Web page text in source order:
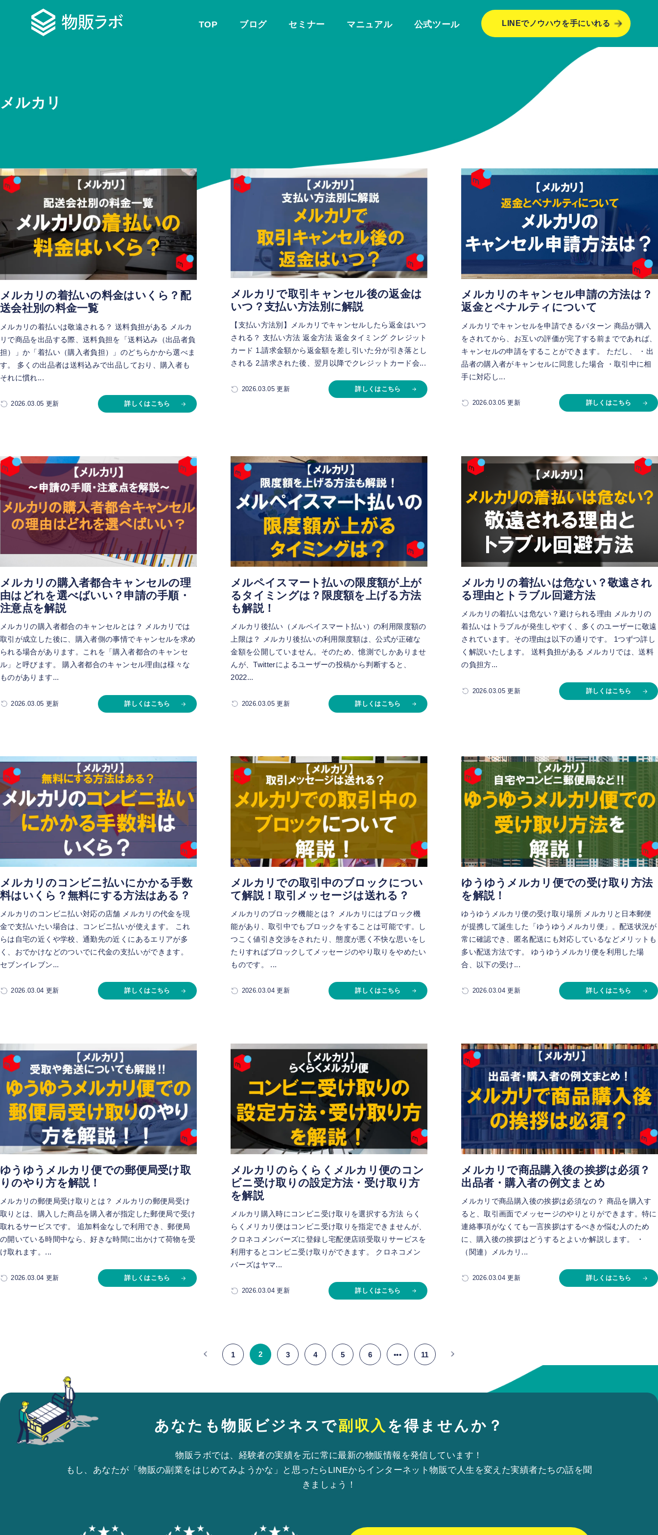
TOP ブログ セミナー マニュアル 公式ツール LINEでノウハウを手にいれる
メルカリ
メルカリの着払いの料金はいくら？配
送会社別の料金一覧
メルカリの着払いは敬遠される？ 送料負担がある メルカ
リで商品を出品する際、送料負担を「送料込み（出品者負
担）」か「着払い（購入者負担）」のどちらかから選べま
す。 多くの出品者は送料込みで出品しており、購入者も
それに慣れ...
2026.03.05 更新 詳しくはこちら
メルカリで取引キャンセル後の返金は
いつ？支払い方法別に解説
【支払い方法別】メルカリでキャンセルしたら返金はいつ
される？ 支払い方法 返金方法 返金タイミング クレジット
カード 1.請求金額から返金額を差し引いた分が引き落とし
される 2.請求された後、翌月以降でクレジットカード会...
2026.03.05 更新 詳しくはこちら
メルカリのキャンセル申請の方法は？
返金とペナルティについて
メルカリでキャンセルを申請できるパターン 商品が購入
をされてから、お互いの評価が完了する前までであれば、
キャンセルの申請をすることができます。 ただし、 ・出
品者の購入者がキャンセルに同意した場合 ・取引中に相
手に対応し...
2026.03.05 更新 詳しくはこちら
メルカリの購入者都合キャンセルの理
由はどれを選べばいい？申請の手順・
注意点を解説
メルカリの購入者都合のキャンセルとは？ メルカリでは
取引が成立した後に、購入者側の事情でキャンセルを求め
られる場合があります。これを「購入者都合のキャンセ
ル」と呼びます。 購入者都合のキャンセル理由は様々な
ものがあります...
2026.03.05 更新 詳しくはこちら
メルペイスマート払いの限度額が上が
るタイミングは？限度額を上げる方法
も解説！
メルカリ後払い（メルペイスマート払い）の利用限度額の
上限は？ メルカリ後払いの利用限度額は、公式が正確な
金額を公開していません。そのため、憶測でしかありませ
んが、Twitterによるユーザーの投稿から判断すると、
2022...
2026.03.05 更新 詳しくはこちら
メルカリの着払いは危ない？敬遠され
る理由とトラブル回避方法
メルカリの着払いは危ない？避けられる理由 メルカリの
着払いはトラブルが発生しやすく、多くのユーザーに敬遠
されています。その理由は以下の通りです。 1つずつ詳し
く解説いたします。 送料負担がある メルカリでは、送料
の負担方...
2026.03.05 更新 詳しくはこちら
メルカリのコンビニ払いにかかる手数
料はいくら？無料にする方法はある？
メルカリのコンビニ払い対応の店舗 メルカリの代金を現
金で支払いたい場合は、コンビニ払いが使えます。 これ
らは自宅の近くや学校、通勤先の近くにあるエリアが多
く、おでかけなどのついでに代金の支払いができます。
セブンイレブン...
2026.03.04 更新 詳しくはこちら
メルカリでの取引中のブロックについ
て解説！取引メッセージは送れる？
メルカリのブロック機能とは？ メルカリにはブロック機
能があり、取引中でもブロックをすることは可能です。し
つこく値引き交渉をされたり、態度が悪く不快な思いをし
たりすればブロックしてメッセージのやり取りをやめたい
ものです。 ...
2026.03.04 更新 詳しくはこちら
ゆうゆうメルカリ便での受け取り方法
を解説！
ゆうゆうメルカリ便の受け取り場所 メルカリと日本郵便
が提携して誕生した「ゆうゆうメルカリ便」。配送状況が
常に確認でき、匿名配送にも対応しているなどメリットも
多い配送方法です。 ゆうゆうメルカリ便を利用した場
合、以下の受け...
2026.03.04 更新 詳しくはこちら
ゆうゆうメルカリ便での郵便局受け取
りのやり方を解説！
メルカリの郵便局受け取りとは？ メルカリの郵便局受け
取りとは、購入した商品を購入者が指定した郵便局で受け
取れるサービスです。 追加料金なしで利用でき、郵便局
の開いている時間中なら、好きな時間に出かけて荷物を受
け取れます。...
2026.03.04 更新 詳しくはこちら
メルカリのらくらくメルカリ便のコン
ビニ受け取りの設定方法・受け取り方
を解説
メルカリ購入時にコンビニ受け取りを選択する方法 らく
らくメリカリ便はコンビニ受け取りを指定できませんが、
クロネコメンバーズに登録し宅配便店頭受取りサービスを
利用するとコンビニ受け取りができます。 クロネコメン
バーズはヤマ...
2026.03.04 更新 詳しくはこちら
メルカリで商品購入後の挨拶は必須？
出品者・購入者の例文まとめ
メルカリで商品購入後の挨拶は必須なの？ 商品を購入す
ると、取引画面でメッセージのやりとりができます。特に
連絡事項がなくても一言挨拶はするべきか悩む人のため
に、購入後の挨拶はどうするとよいか解説します。 ・
（関連）メルカリ...
2026.03.04 更新 詳しくはこちら
1 2 3 4 5 6 ••• 11
あなたも物販ビジネスで副収入 を得ませんか？
物販ラボでは、経験者の実績を元に常に最新の物販情報を発信しています！
もし、あなたが「物販の副業をはじめてみようかな」と思ったらLINEからインターネット物販で人生を変えた実績者たちの話を聞
きましょう！